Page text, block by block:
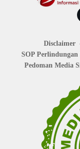
Disclaimer
SOP
Pedoman Media